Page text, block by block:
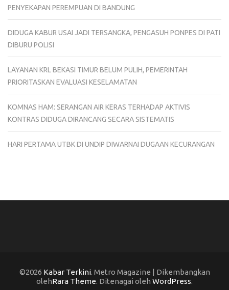
PENYEKAPAN PEREMPUAN DI BANDUNG
DIDUGA KABUR USAI JADI TERSANGKA, PENGASUH PONPES DI PATI
DIBURU POLISI
LAYANAN KRL BEKASI TIMUR BELUM PULIH, PEMERINTAH
PRIORITASKAN EVALUASI KESELAMATAN
KOMNAS HAM: SERANGAN AIR KERAS TERHADAP AKTIVIS
KONTRAS DIDUGA DIRANCANG SECARA SISTEMATIS
HARI PERTAMA UTBK DI UNDIP DIWARNAI DUGAAN KECURANGAN
©2026 Kabar Terkini. Metro Magazine | Dikembangkan
olehRara Theme. Ditenagai oleh WordPress.